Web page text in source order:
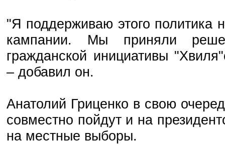
"Я поддерживаю этого политика
кампании. Мы приняли
гражданской инициативы
– добавил он.
Анатолий Гриценко в свою
совместно пойдут и на
на местные выборы.